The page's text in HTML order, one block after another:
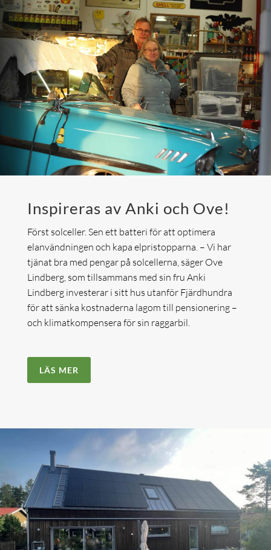
Inspireras av Anki och Ove!
Först solceller. Sen ett batteri för att optimera
elanvändningen och kapa elpristopparna. – Vi har
tjänat bra med pengar på solcellerna, säger Ove
Lindberg, som tillsammans med sin fru Anki
Lindberg investerar i sitt hus utanför Fjärdhundra
för att sänka kostnaderna lagom till pensionering –
och klimatkompensera för sin raggarbil.
LÄS MER